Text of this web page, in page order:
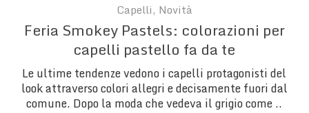
Capelli, Novità
Feria Smokey Pastels: colorazioni per
capelli pastello fa da te
Le ultime tendenze vedono i capelli protagonisti del
look attraverso colori allegri e decisamente fuori dal
comune. Dopo la moda che vedeva il grigio come ..